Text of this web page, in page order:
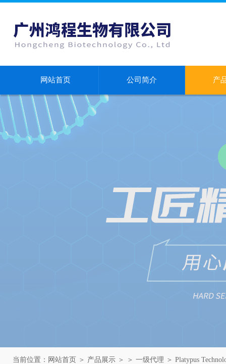
网站首页 公司简介 产
当前位置： 网站首页 ＞ 产品展示 ＞ ＞ 一级代理 ＞ Platypus